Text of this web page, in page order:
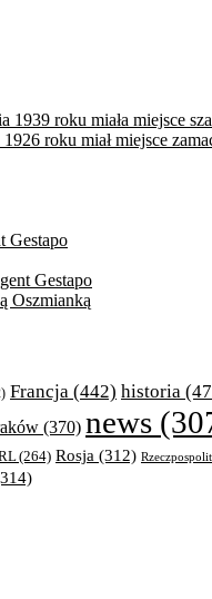
1939 roku miała miejsce
roku miał miejsce
Gestapo
Gestapo
Oszmianką
Francja (442) historia
(370) news
(264) Rosja (312)